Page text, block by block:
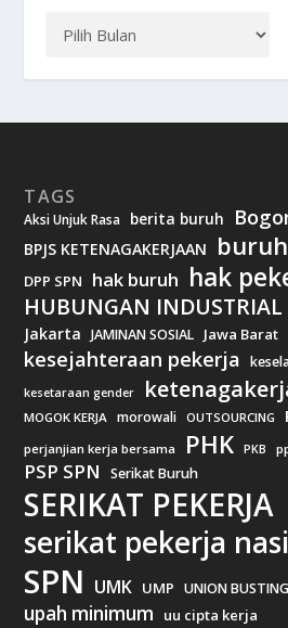
TAGS
Aksi Unjuk Rasa berita buruh
BPJS KETENAGAKERJAAN buruh
DPP SPN hak buruh hak
HUBUNGAN INDUSTRIAL
Jakarta JAMINAN SOSIAL Jawa Barat
kesejahteraan pekerja
kesetaraan gender
MOGOK KERJA morowali OUTSOURCING
perjanjian kerja bersama PHK PKB
PSP SPN Serikat Buruh
SERIKAT PEKERJA
serikat pekerja
SPN UMK UMP UNION BUSTING
upah minimum uu cipta kerja